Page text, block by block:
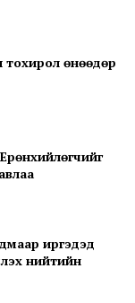
өнөөдөр
иргэдэд
нийтийн